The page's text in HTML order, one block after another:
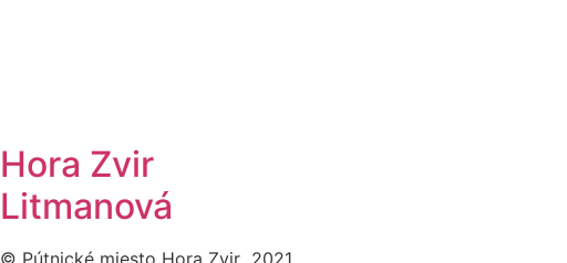
Hora Zvir
Litmanová